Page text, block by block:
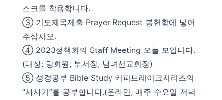
스크를 착용합니다.
③ 기도제목제출 Prayer Request 봉헌함에 넣어
주십시오.
④ 2023정책회의 Staff Meeting 오늘 모입니다.
(대상: 당회원, 부서장, 남녀선교회장)
⑤ 성경공부 Bible Study 커피브레이크시리즈의
“사사기”를 공부합니다.(온라인, 매주 수요일 저녁